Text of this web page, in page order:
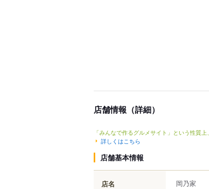
店舗情報（詳細）
「みんなで作るグルメサイト」という性質
詳しくはこちら
店舗基本情報
店名 岡乃家